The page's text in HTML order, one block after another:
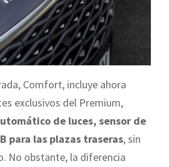
Comfort, incluye ahora
exclusivos del Premium,
de luces, sensor de
para las plazas traseras, sin
No obstante, la diferencia